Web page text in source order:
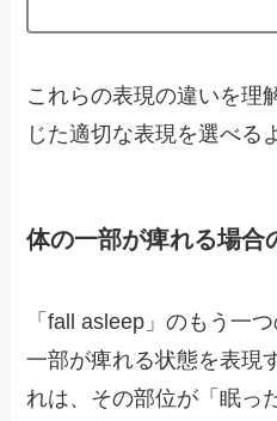
これらの表現の違いを理
じた適切な表現を選べる
体の一部が痺れる場合
「fall asleep」のもう一
一部が痺れる状態を表現
れは、その部位が「眠っ